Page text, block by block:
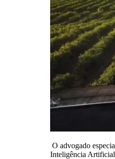
O advogado
Inteligência Artificial